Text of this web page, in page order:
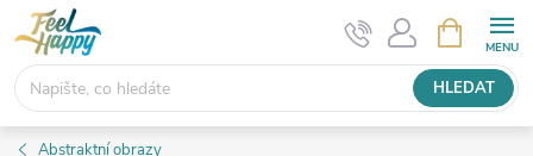
Přejít
na
obsah
HLEDAT
NÁKUPNÍ
KOŠÍK
Abstraktní obrazy